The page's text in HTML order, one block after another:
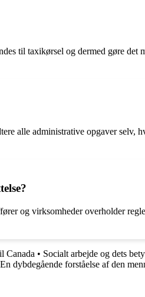
til taxikørsel og dermed gøre det
alle administrative opgaver selv,
og virksomheder overholder
Canada • Socialt arbejde og dets
dybdegående forståelse af den